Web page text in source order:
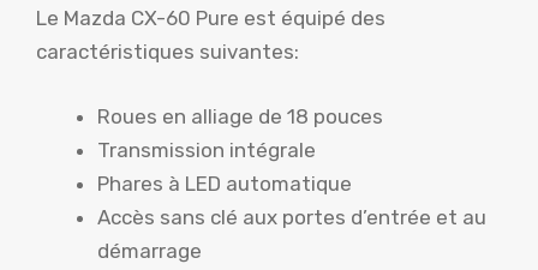
Le Mazda CX-60 Pure est équipé des
caractéristiques suivantes:
Roues en alliage de 18 pouces
Transmission intégrale
Phares à LED automatique
Accès sans clé aux portes d’entrée et au
démarrage